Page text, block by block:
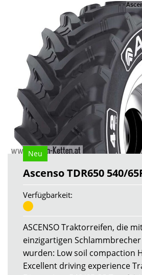
Neu
Ascenso TDR650 540/
Verfügbarkeit:
ASCENSO Traktorreifen, die
einzigartigen
wurden: Low soil compaction
Excellent driving experience